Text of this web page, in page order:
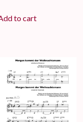
to cart